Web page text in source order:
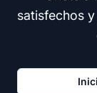
satisfechos